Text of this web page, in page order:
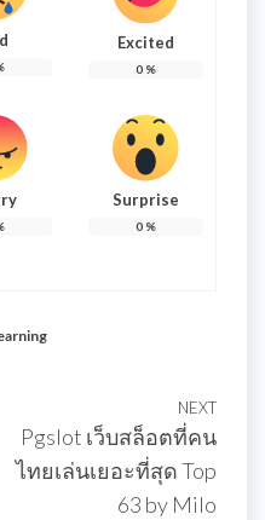
Excited
0%
Surprise
0%
Next
Post
NEXT
Pgslot เว็บสล็อตที่คน
ไทยเล่นเยอะที่สุด Top
63 by Milo